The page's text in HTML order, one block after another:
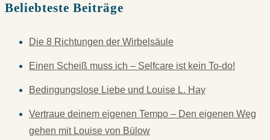
Beliebteste Beiträge
Die 8 Richtungen der Wirbelsäule
Einen Scheiß muss ich – Selfcare ist kein To-do!
Bedingungslose Liebe und Louise L. Hay
Vertraue deinem eigenen Tempo – Den eigenen Weg
gehen mit Louise von Bülow